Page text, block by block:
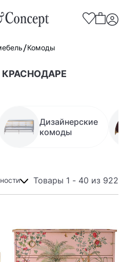
Комоды
КРАСНОДАРЕ
Дизайнерские
комоды
Товары 1 - 40 из 922